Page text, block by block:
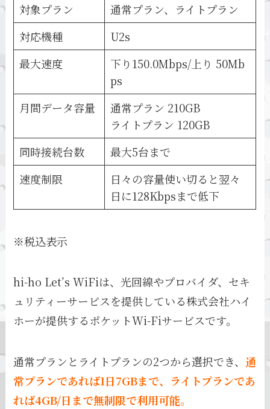
対象プラン
通常プラン、ライトプラン
対応機種
U2s
最大速度
下り150.0Mbps/上り 50Mb
ps
月間データ容量
通常プラン 210GB
ライトプラン 120GB
同時接続台数
最大5台まで
速度制限
日々の容量使い切ると翌々
日に128Kbpsまで低下
※税込表示
hi-ho Let’s WiFiは、光回線やプロバイダ、セキ
ュリティーサービスを提供している株式会社ハイ
ホーが提供するポケットWi-Fiサービスです。
通常プランとライトプランの2つから選択でき、 通
常プランであれば1日7GBまで、ライトプランであ
れば4GB/日まで無制限で利用可能。